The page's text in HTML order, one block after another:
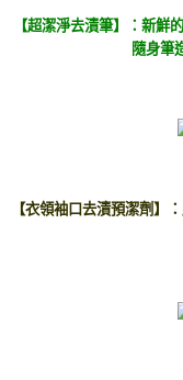
【超潔淨去漬筆】：新鮮
隨身筆
【衣領袖口去漬預潔劑】